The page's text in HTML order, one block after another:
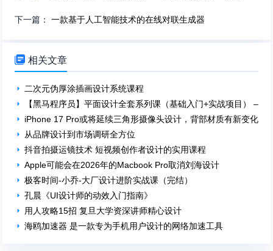
下一篇：一款基于人工智能技术的在线对联生成器
 相关文章
二次元伪厚涂插画设计系统课程
【黑马程序员】平面设计全套系列课（基础入门+实战项目） – 带
iPhone 17 Pro或将延续三角形摄像头设计，背部材质有新变化
从品牌设计到市场调研全方位
抖音拍摄运镜技术 短视频创作者设计的实用课程
Apple可能会在2026年的Macbook Pro取消刘海设计
极客时间-小乔-大厂设计进阶实战课（完结）
孔晨《UI设计师的动效入门指南》
用人攻略15招 复旦大学资深讲师精心设计
海鸥加速器 是一款专为手机用户设计的网络加速工具